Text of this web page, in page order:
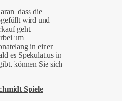
dass die
wird und
geht.
um
in einer
es Spekulatius in
können Sie sich
Spiele